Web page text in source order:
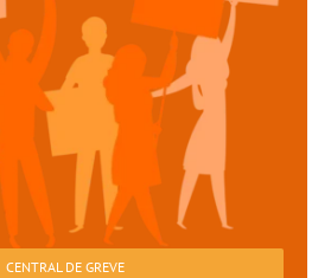
CENTRAL DE GREVE